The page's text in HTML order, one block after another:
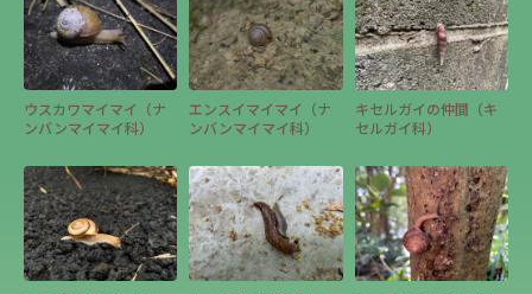
ウスカワマイマイ（ナ
ンバンマイマイ科）
エンスイマイマイ（ナ
ンバンマイマイ科）
キセルガイの仲間（キ
セルガイ科）